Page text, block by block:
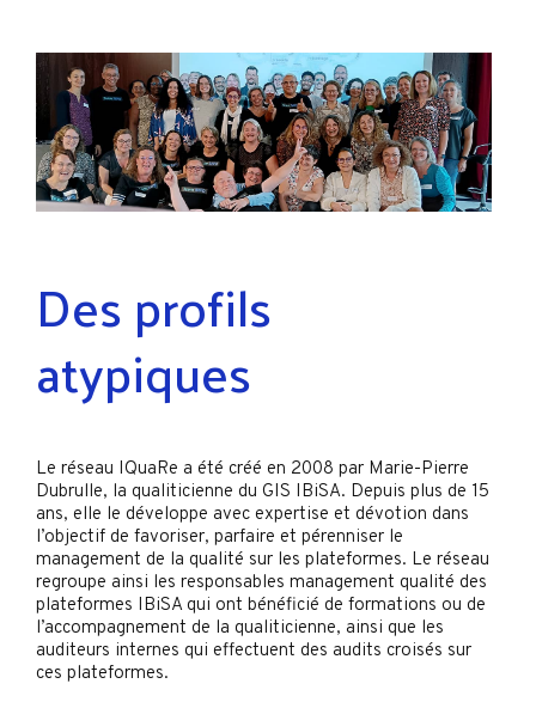
Des profils
atypiques
Le réseau IQuaRe a été créé en 2008 par Marie-Pierre
Dubrulle, la qualiticienne du GIS IBiSA. Depuis plus de 15
ans, elle le développe avec expertise et dévotion dans
l’objectif de favoriser, parfaire et pérenniser le
management de la qualité sur les plateformes. Le réseau
regroupe ainsi les responsables management qualité des
plateformes IBiSA qui ont bénéficié de formations ou de
l’accompagnement de la qualiticienne, ainsi que les
auditeurs internes qui effectuent des audits croisés sur
ces plateformes.